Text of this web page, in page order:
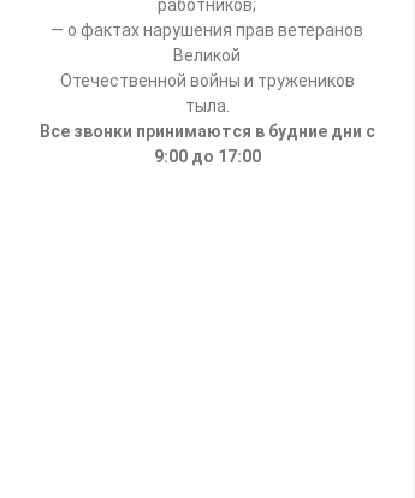
работников;
— о фактах нарушения прав ветеранов
Великой
Отечественной войны и тружеников
тыла.
Все звонки принимаются в будние дни с
9:00 до 17:00